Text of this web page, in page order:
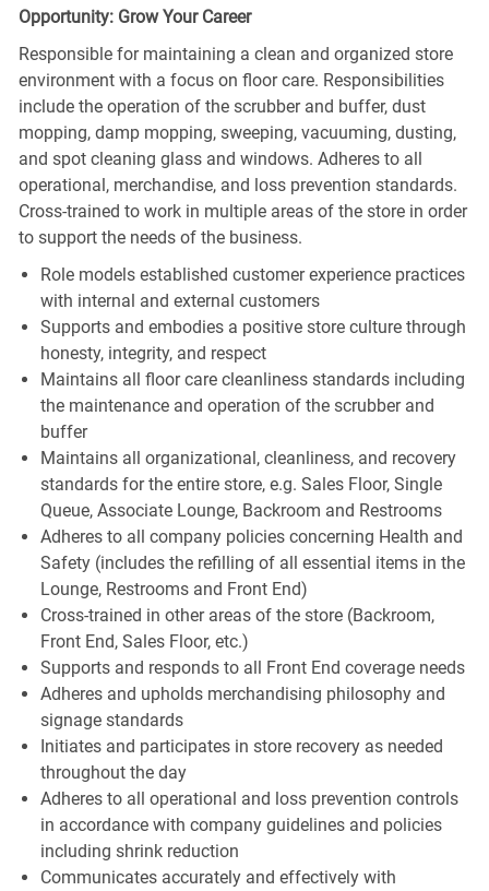
Opportunity: Grow Your Career
Responsible for maintaining a clean and organized store
environment with a focus on floor care. Responsibilities
include the operation of the scrubber and buffer, dust
mopping, damp mopping, sweeping, vacuuming, dusting,
and spot cleaning glass and windows. Adheres to all
operational, merchandise, and loss prevention standards.
Cross-trained to work in multiple areas of the store in order
to support the needs of the business.
Role models established customer experience practices
with internal and external customers
Supports and embodies a positive store culture through
honesty, integrity, and respect
Maintains all floor care cleanliness standards including
the maintenance and operation of the scrubber and
buffer
Maintains all organizational, cleanliness, and recovery
standards for the entire store, e.g. Sales Floor, Single
Queue, Associate Lounge, Backroom and Restrooms
Adheres to all company policies concerning Health and
Safety (includes the refilling of all essential items in the
Lounge, Restrooms and Front End)
Cross-trained in other areas of the store (Backroom,
Front End, Sales Floor, etc.)
Supports and responds to all Front End coverage needs
Adheres and upholds merchandising philosophy and
signage standards
Initiates and participates in store recovery as needed
throughout the day
Adheres to all operational and loss prevention controls
in accordance with company guidelines and policies
including shrink reduction
Communicates accurately and effectively with